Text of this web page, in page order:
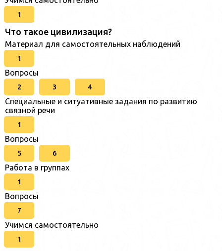
1
Что такое цивилизация?
Материал для самостоятельных наблюдений
1
Вопросы
2 3 4
Специальные и ситуативные задания по развитию
связной речи
1
Вопросы
5 6
Работа в группах
1
Вопросы
7
Учимся самостоятельно
1